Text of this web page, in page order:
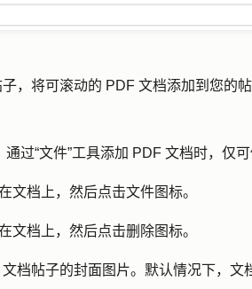
，将可滚动的 PDF 文档添加到您的
通过“文件”工具添加 PDF 文档时，仅可
文档上，然后点击文件图标。
文档上，然后点击删除图标。
档帖子的封面图片。默认情况下，文